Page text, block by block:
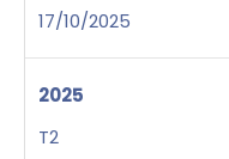
17/10/2025
2025
T2